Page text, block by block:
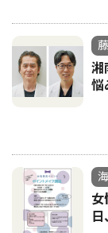
湘
悩
女